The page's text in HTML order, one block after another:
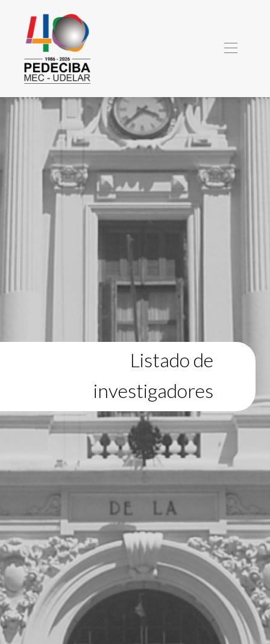
Listado de
investigadores